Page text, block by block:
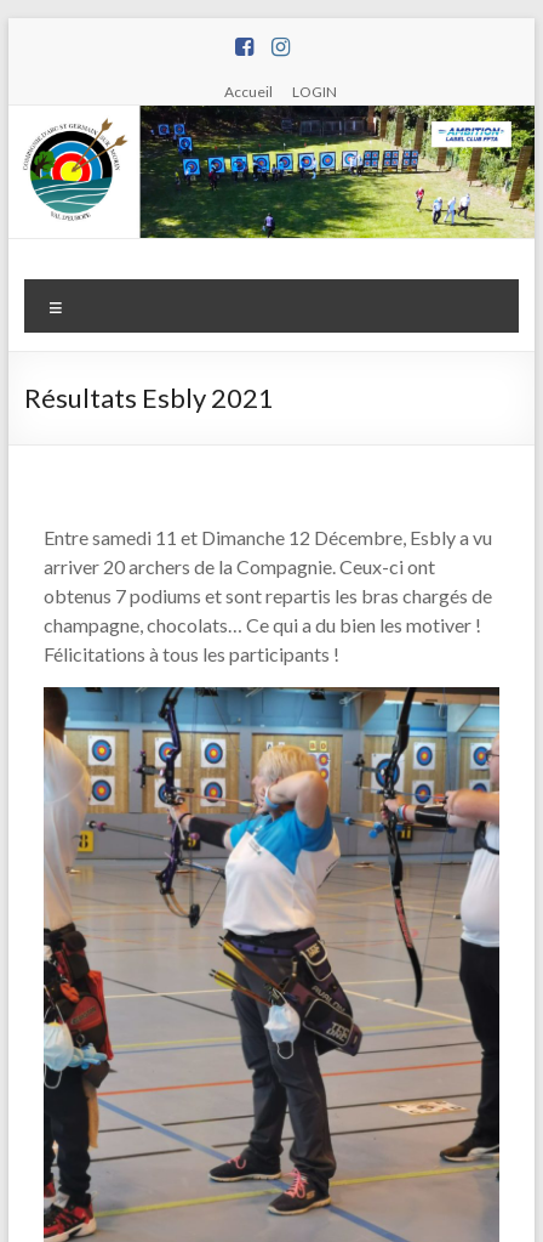
Accueil LOGIN
Compagnie
d'arc de
Saint
Germain
Résultats Esbly 2021
Entre samedi 11 et Dimanche 12 Décembre, Esbly a vu
arriver 20 archers de la Compagnie. Ceux-ci ont
obtenus 7 podiums et sont repartis les bras chargés de
champagne, chocolats… Ce qui a du bien les motiver !
Félicitations à tous les participants !